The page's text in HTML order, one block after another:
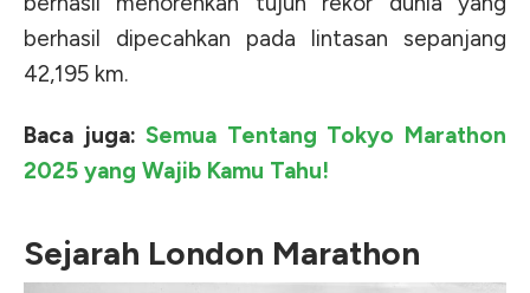
berhasil dipecahkan pada lintasan sepanjang
42,195 km.
Baca juga: Semua Tentang Tokyo Marathon
2025 yang Wajib Kamu Tahu!
Sejarah London Marathon